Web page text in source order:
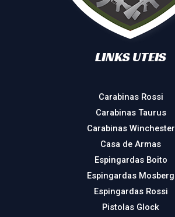
LINKS UTEIS
Carabinas Rossi
Carabinas Taurus
Carabinas Winchester
Casa de Armas
Espingardas Boito
Espingardas Mosberg
Espingardas Rossi
Pistolas Glock